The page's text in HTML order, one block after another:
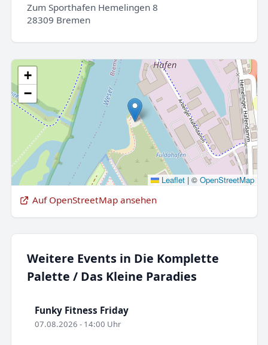
Zum Sporthafen Hemelingen 8
28309 Bremen
+
−
Leaflet |© OpenStreetMap
Auf OpenStreetMap ansehen
Weitere Events in Die Komplette
Palette / Das Kleine Paradies
Funky Fitness Friday
07.08.2026 - 14:00 Uhr